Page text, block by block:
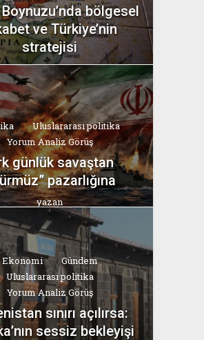
bölgesel
ve Türkiye’nin
stratejisi
yazan
Bahri Ak
Uluslararası politika
Yorum Analiz Görüş
günlük savaştan
pazarlığına
yazan
Bahri Ak
Ekonomi
Gündem
Uluslararası politika
Yorum Analiz Görüş
sınırı açılırsa:
sessiz bekleyişi